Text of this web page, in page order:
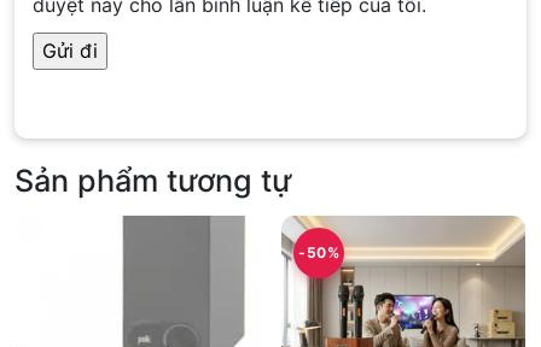
Sản phẩm tương tự
-50%